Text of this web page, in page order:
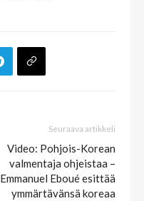
Seuraava artikkeli
Video: Pohjois-Korean
valmentaja ohjeistaa –
Emmanuel Eboué esittää
ymmärtävänsä koreaa